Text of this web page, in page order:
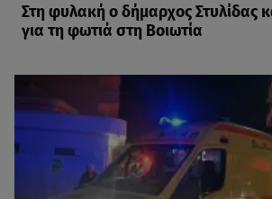
Στη φυλακή ο δήμαρχος Στυλίδας
για τη φωτιά στη Βοιωτία